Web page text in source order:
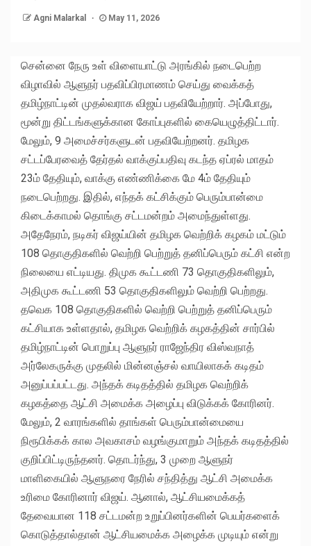
Agni Malarkal May 11, 2026
சென்னை நேரு உள் விளையாட்டு அரங்கில் நடைபெற்ற
விழாவில் ஆளுநர் பதவிப்பிரமாணம் செய்து வைக்கத்
தமிழ்நாட்டின் முதல்வராக விஜய் பதவியேற்றார். அப்போது,
மூன்று திட்டங்களுக்கான கோப்புகளில் கையெழுத்திட்டார்.
மேலும், 9 அமைச்சர்களுடன் பதவியேற்றனர். தமிழக
சட்டப்பேரவைத் தேர்தல் வாக்குப்பதிவு கடந்த ஏப்ரல் மாதம்
23ம் தேதியும், வாக்கு எண்ணிக்கை மே 4ம் தேதியும்
நடைபெற்றது. இதில், எந்தக் கட்சிக்கும் பெரும்பான்மை
கிடைக்காமல் தொங்கு சட்டமன்றம் அமைந்துள்ளது.
அதேநேரம், நடிகர் விஜய்யின் தமிழக வெற்றிக் கழகம் மட்டும்
108 தொகுதிகளில் வெற்றி பெற்றுத் தனிப்பெரும் கட்சி என்ற
நிலையை எட்டியது. திமுக கூட்டணி 73 தொகுதிகளிலும்,
அதிமுக கூட்டணி 53 தொகுதிகளிலும் வெற்றி பெற்றது.
தவெக 108 தொகுதிகளில் வெற்றி பெற்றுத் தனிப்பெரும்
கட்சியாக உள்ளதால், தமிழக வெற்றிக் கழகத்தின் சார்பில்
தமிழ்நாட்டின் பொறுப்பு ஆளுநர் ராஜேந்திர விஸ்வநாத்
அர்லேகருக்கு முதலில் மின்னஞ்சல் வாயிலாகக் கடிதம்
அனுப்பப்பட்டது. அந்தக் கடிதத்தில் தமிழக வெற்றிக்
கழகத்தை ஆட்சி அமைக்க அழைப்பு விடுக்கக் கோரினர்.
மேலும், 2 வாரங்களில் தாங்கள் பெரும்பான்மையை
நிரூபிக்கக் கால அவகாசம் வழங்குமாறும் அந்தக் கடிதத்தில்
குறிப்பிட்டிருந்தனர். தொடர்ந்து, 3 முறை ஆளுநர்
மாளிகையில் ஆளுநரை நேரில் சந்தித்து ஆட்சி அமைக்க
உரிமை கோரினார் விஜய். ஆனால், ஆட்சியமைக்கத்
தேவையான 118 சட்டமன்ற உறுப்பினர்களின் பெயர்களைக்
கொடுத்தால்தான் ஆட்சியமைக்க அழைக்க முடியும் என்று